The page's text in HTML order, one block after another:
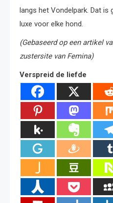
langs het Vondelpark. Dat is
luxe voor elke hond.
(Gebaseerd op een artikel
zustersite van Femina)
Verspreid de liefde